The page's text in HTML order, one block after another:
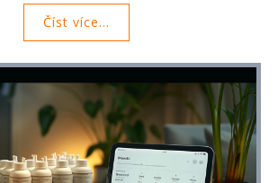
Číst více...